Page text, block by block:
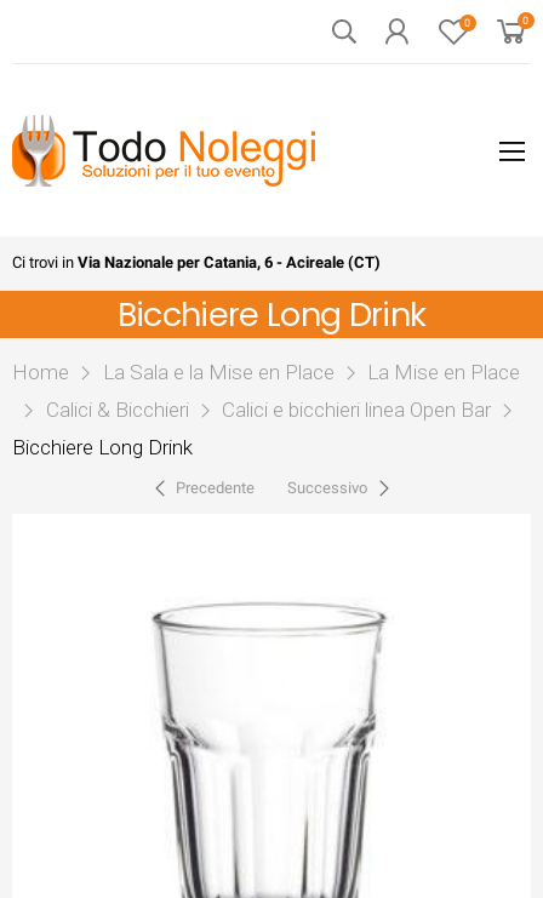
0 0
Ci trovi in Via Nazionale per Catania, 6 - Acireale (CT)
Bicchiere Long Drink
Home La Sala e la Mise en Place
La Mise en Place
Calici & Bicchieri
Calici e bicchieri linea Open Bar
Bicchiere Long Drink
Precedente Successivo